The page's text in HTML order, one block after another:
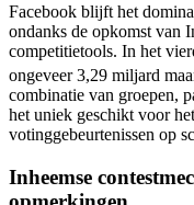
Facebook blijft het
ondanks de opkomst van
competitietools. In het
ongeveer 3,29 miljard
combinatie van groepen,
het uniek geschikt voor
votinggebeurtenissen op
Inheemse